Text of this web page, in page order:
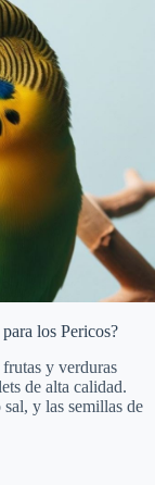
los Pericos?
y verduras
de alta calidad.
y las semillas de